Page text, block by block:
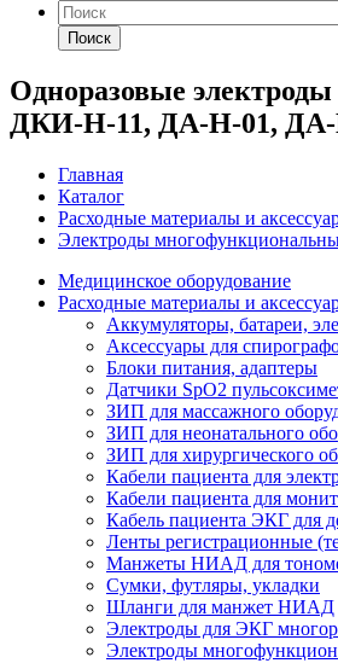
Поиск
Одноразовые
ДКИ-Н-11, ДА-Н-01, ДА-
Главная
Каталог
Расходные материалы и
Электроды
Медицинское оборудование
Расходные материалы и
Аккумуляторы, батареи,
Аксессуары для
Блоки питания, адаптеры
Датчики SpO2
ЗИП для массажного
ЗИП для неонатального
ЗИП для хирургического
Кабели пациента для
Кабели пациента для
Кабель пациента ЭКГ для
Ленты регистрационные
Манжеты НИАД для
Сумки, футляры, укладки
Шланги для манжет НИАД
Электроды для ЭКГ
Электроды